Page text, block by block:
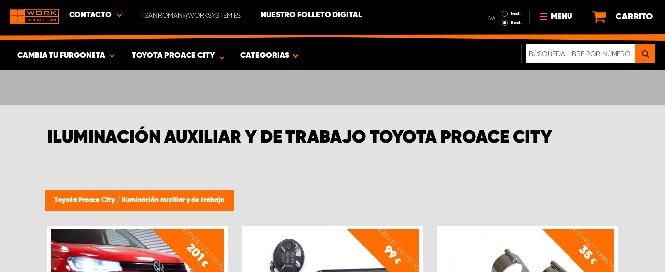
CONTACTO TSANROMAN@WORKSYSTEM.ES NUESTRO FOLLETO DIGITAL IVA
Incl.
Excl.
MENU
NOTICIAS
CARRITO
CAMBIA TU FURGONETA
PRODUCTOS
TOYOTA PROACE CITY CATEGORIAS
ILUMINACIÓN AUXILIAR Y DE TRABAJO TOYOTA PROACE CITY
Toyota Proace City / Iluminación auxiliar y de trabajo
EJEMPLO DE PRECIO
201
€ EJEMPLO DE PRECIO
99
€ EJEMPLO DE PRECIO
35
€